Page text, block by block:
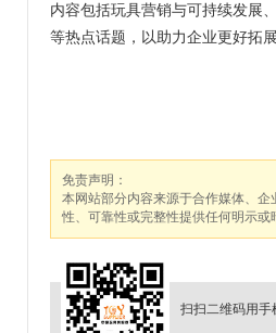
内容包括玩具营销与可持续发展
等热点话题，以助力企业更好拓
免责声明：
本网站部分内容来源于合作媒体、
性、可靠性或完整性提供任何明示
扫扫二维码用手